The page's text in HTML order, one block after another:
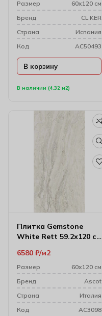
В наличии (4.32 м2)
Размер
60х120 см
Бренд
CL KER
Cтрана
Испания
Код
AC50493
В корзину
Плитка Gemstone
White Rett 59.2х120 см
6580 ₽ м2
Размер
60х120 см
Бренд
Ascot
Cтрана
Италия
Код
AC3098